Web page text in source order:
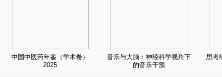
中国中医药年鉴（学术卷）
2025
音乐与大脑：神经科学视角下
的音乐干预
思考